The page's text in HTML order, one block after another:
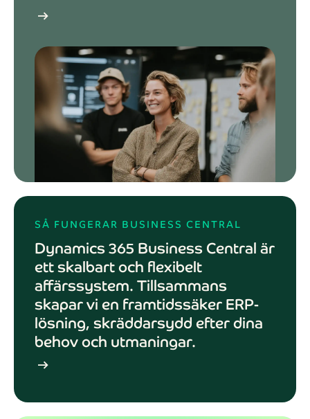
arrow_right_alt
SÅ FUNGERAR BUSINESS CENTRAL
Dynamics 365 Business Central är
ett skalbart och flexibelt
affärssystem. Tillsammans
skapar vi en framtidssäker ERP-
lösning, skräddarsydd efter dina
behov och utmaningar.
arrow_right_alt